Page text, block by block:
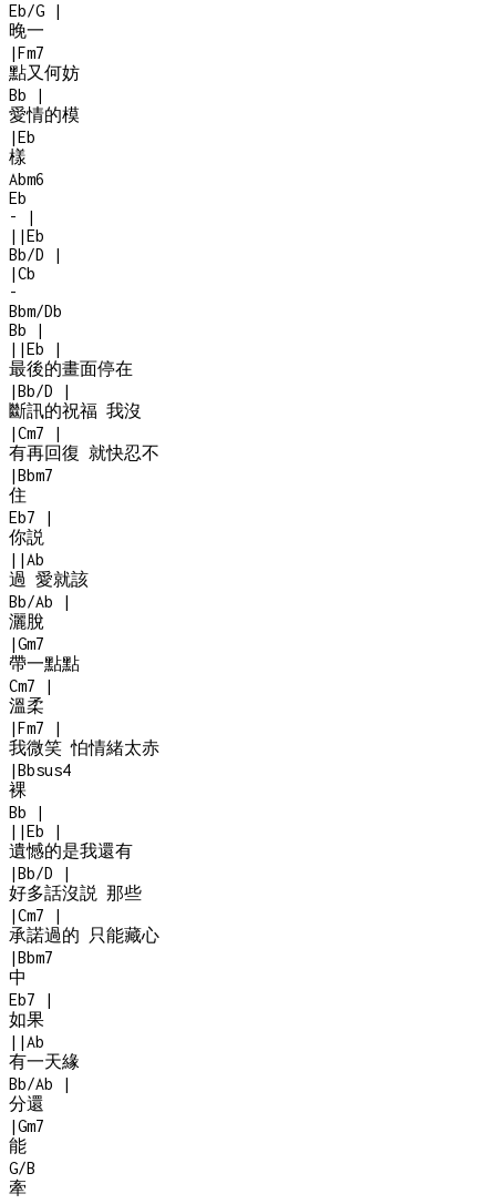
Eb/G
|
晚一
|Fm7
點又何妨
Bb
|
愛情的模
|Eb
樣
Abm6
Eb
-
|
| |Eb
Bb/D
|
|Cb
-
Bbm/Db
Bb
|
| |Eb
|
最後的畫面停在
|Bb/D
|
斷訊的祝福 我沒
|Cm7
|
有再回復 就快忍不
|Bbm7
住
Eb7
|
你説
| |Ab
過 愛就該
Bb/Ab
|
灑脫
|Gm7
帶一點點
Cm7
|
溫柔
|Fm7
|
我微笑 怕情緒太赤
|Bbsus4
裸
Bb
|
| |Eb
|
遺憾的是我還有
|Bb/D
|
好多話沒説 那些
|Cm7
|
承諾過的 只能藏心
|Bbm7
中
Eb7
|
如果
| |Ab
有一天緣
Bb/Ab
|
分還
|Gm7
能
G/B
牽